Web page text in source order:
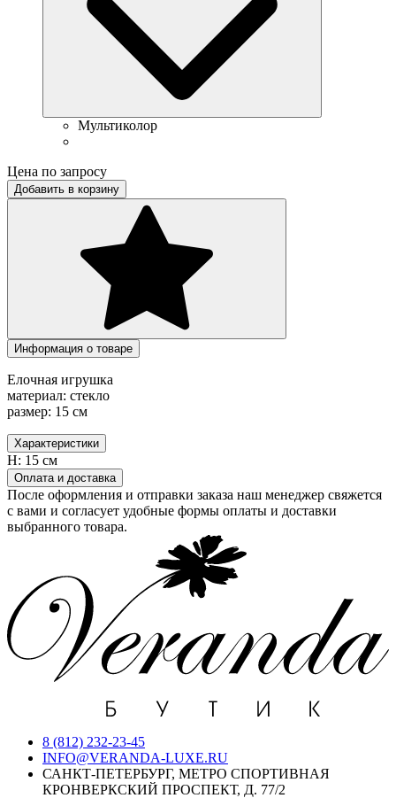
Мультиколор
Цена по запросу
Добавить в корзину
Информация о товаре
Елочная игрушка
материал: стекло
размер: 15 см
Характеристики
H: 15 см
Оплата и доставка
После оформления и отправки заказа наш менеджер свяжется
с вами и согласует удобные формы оплаты и доставки
выбранного товара.
8 (812) 232-23-45
INFO@VERANDA-LUXE.RU
САНКТ-ПЕТЕРБУРГ, МЕТРО СПОРТИВНАЯ
КРОНВЕРКСКИЙ ПРОСПЕКТ, Д. 77/2